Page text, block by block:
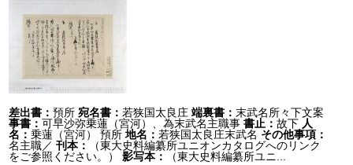
差出書：預所 宛名書：若狭国太良庄 端裏書：末武名所々下文案
事書：可早沙弥乗蓮（宮河）、為末武名主職事書止：故下 人
名：乗蓮（宮河） 預所 地名：若狭国太良庄末武名 その他事項：
名主職／ 刊本：
（東大史料編纂所ユニオンカタログへのリンク
をご参照ください。）
影写本： （東大史料編纂所ユニ...